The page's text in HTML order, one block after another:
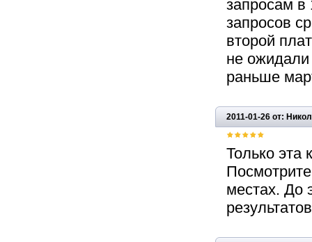
запросам в
запросов
второй
не ожидали
раньше
2011-01-26 от:
Только эта
местах. До